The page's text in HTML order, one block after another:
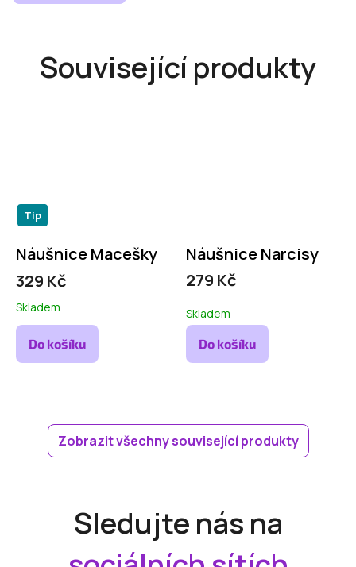
Související produkty
Tip
Náušnice Macešky
329 Kč
Skladem
Do košíku
Náušnice Narcisy
279 Kč
Skladem
Do košíku
Zobrazit všechny související produkty
Sledujte nás na